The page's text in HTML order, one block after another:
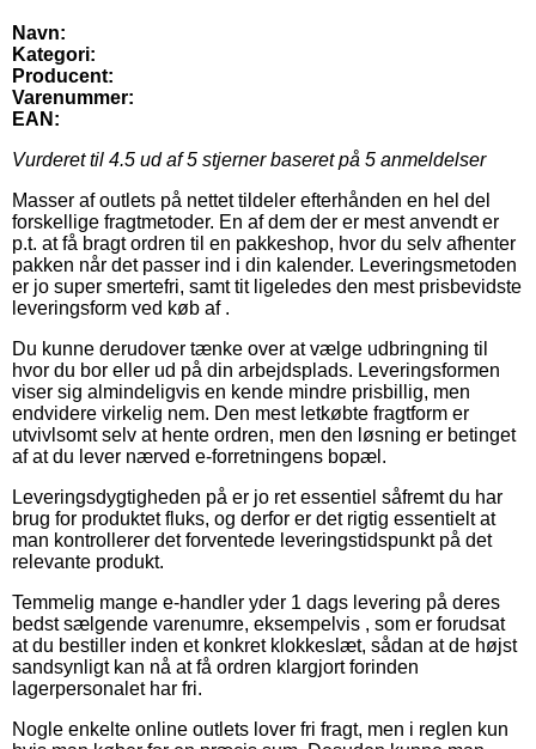
Navn:
Kategori:
Producent:
Varenummer:
EAN:
Vurderet til 4.5 ud af 5 stjerner baseret på 5 anmeldelser
Masser af outlets på nettet tildeler efterhånden en hel del
forskellige fragtmetoder. En af dem der er mest anvendt er
p.t. at få bragt ordren til en pakkeshop, hvor du selv afhenter
pakken når det passer ind i din kalender. Leveringsmetoden
er jo super smertefri, samt tit ligeledes den mest prisbevidste
leveringsform ved køb af .
Du kunne derudover tænke over at vælge udbringning til
hvor du bor eller ud på din arbejdsplads. Leveringsformen
viser sig almindeligvis en kende mindre prisbillig, men
endvidere virkelig nem. Den mest letkøbte fragtform er
utvivlsomt selv at hente ordren, men den løsning er betinget
af at du lever nærved e-forretningens bopæl.
Leveringsdygtigheden på er jo ret essentiel såfremt du har
brug for produktet fluks, og derfor er det rigtig essentielt at
man kontrollerer det forventede leveringstidspunkt på det
relevante produkt.
Temmelig mange e-handler yder 1 dags levering på deres
bedst sælgende varenumre, eksempelvis , som er forudsat
at du bestiller inden et konkret klokkeslæt, sådan at de højst
sandsynligt kan nå at få ordren klargjort forinden
lagerpersonalet har fri.
Nogle enkelte online outlets lover fri fragt, men i reglen kun